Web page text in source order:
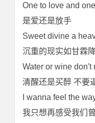
One to love and
是爱还是放手
Sweet divine a
沉重的现实如甘霖
Water or wine don't
清醒还是买醉 不要
I wanna feel the
我只想再感受我们